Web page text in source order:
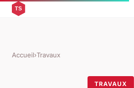
Accueil›Travaux
TRAVAUX